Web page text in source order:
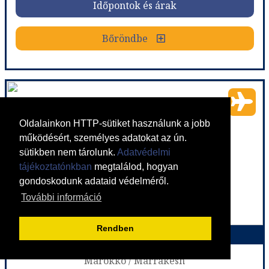
Oldalainkon HTTP-sütiket használunk a jobb
működésért, személyes adatokat az ún.
sütikben nem tárolunk. Adatvédelmi
tájékoztatónkban megtalálod, hogyan
gondoskodunk adataid védelméről.
További információ
Rendben
Bőröndbe
Időpontok és árak
Bőröndbe
Mesebeli Marokkó körutazás - csoportos körutazás
Ország:Marokkó
Város:Körutazás Marokkóban
Utazás módja: Repülővel
Ellátás:Félpanzió
Szálláskategória:Hotel ****
Szobatípus: 2 ágyas szoba kedvezménnyel!
Időtartam:7 éj
Időpont: 2026-11-07 | 7 éj
Marokkói ízelítő ****
Marokkó / Marrakesh